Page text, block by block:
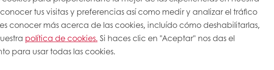
conequipos
de cajas
maestros
tus visitas y preferencias así como medir y analizar el tráfico
conocer más acerca de las cookies, incluído cómo deshabilitarlas,
política de cookies. Si haces clic en "Aceptar" nos das el
para usar todas las cookies.